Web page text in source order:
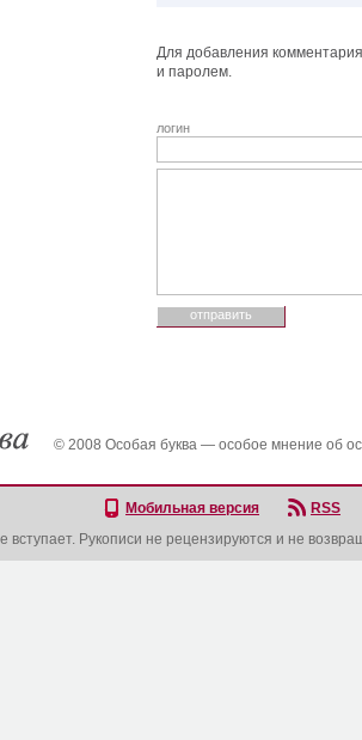
Для добавления
и паролем.
логин
© 2008 Особая буква — особое мнение об
Мобильная версия
RSS
вступает. Рукописи не рецензируются и не